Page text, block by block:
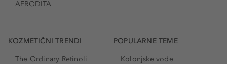
AFRODITA
KOZMETIČNI TRENDI
The Ordinary Retinoli
POPULARNE TEME
Kolonjske vode